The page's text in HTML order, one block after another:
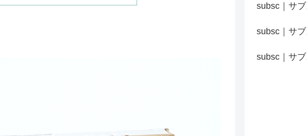
subsc｜サ
subsc｜サ
subsc｜サ